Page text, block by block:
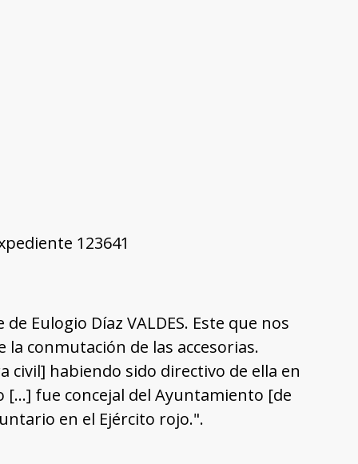
123641
Eulogio Díaz VALDES. Este que nos
la conmutación de las accesorias.
civil] habiendo sido directivo de ella en
fue concejal del Ayuntamiento [de
en el Ejército rojo.".